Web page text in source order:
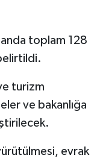
toplam 128
turizm
ve bakanlığa
evrak